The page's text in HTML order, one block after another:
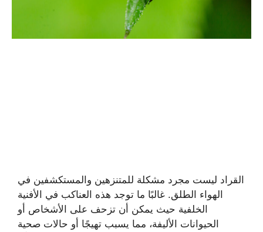
القراد ليست مجرد مشكلة للمتنزهين والمستكشفين في
الهواء الطلق. غالبًا ما توجد هذه العناكب في الأفنية
الخلفية حيث يمكن أن تزحف على الأشخاص أو
الحيوانات الأليفة، مما يسبب تهيجًا أو حالات صحية